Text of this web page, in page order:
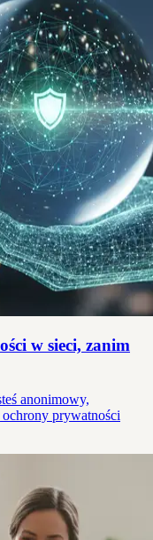
w sieci, zanim
anonimowy,
prywatności